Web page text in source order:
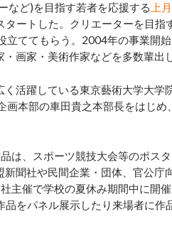
など)を目指す若者を応援する 上
ートした。クリエーターを目指
立ててもらう。2004年の事業開
画家・美術作家などを多数輩出
活躍している東京藝術大学大学
本部の車田貴之本部長をはじめ
は、スポーツ競技大会等のポス
聞社や民間企業・団体、官公庁
主催で学校の夏休み期間中に開
をパネル展示したり来場者に作